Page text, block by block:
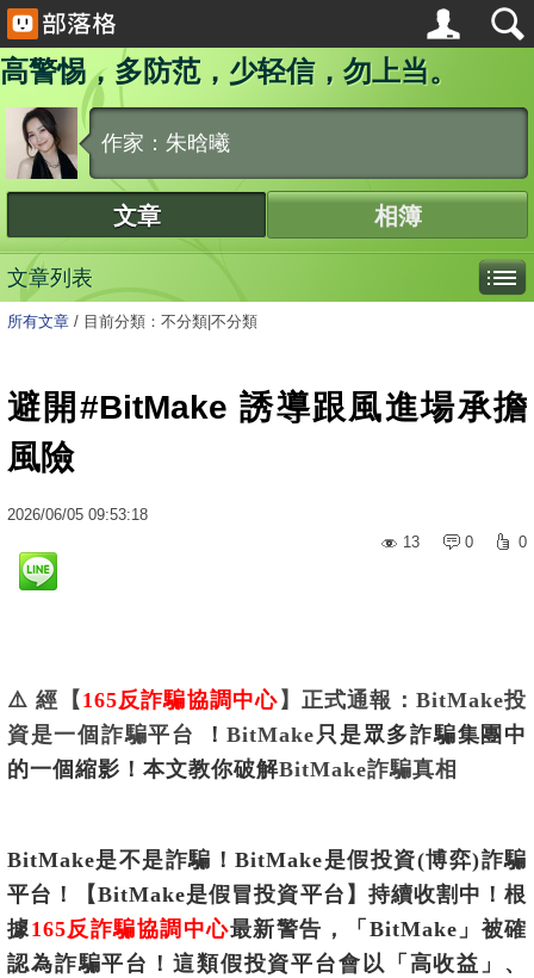
高警惕，多防范，少轻信，勿上当。
作家：朱晗曦
文章 相簿
文章列表
所有文章 / 目前分類：不分類|不分類
避開#BitMake 誘導跟風進場承擔
風險
2026/06/05 09:53:18
13
0 0
⚠️ 經【 165反詐騙協調中心 】正式通報：BitMake投
資是一個詐騙平台
！BitMake 只是眾多詐騙集團中
的一個縮影！ 本文教你破解BitMake詐騙真相
BitMake是不是詐騙！BitMake是假投資(博弈)詐騙
平台！【BitMake是假冒投資平台】持續收割中！根
據165反詐騙協調中心最新警告，「BitMake」被確
認為詐騙平台！這類假投資平台會以「高收益」、